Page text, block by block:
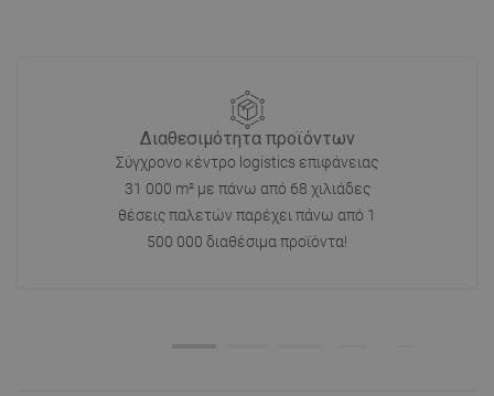
Διαθεσιμότητα προϊόντων
Σύγχρονο κέντρο logistics επιφάνειας
31 000 m² με πάνω από 68 χιλιάδες
θέσεις παλετών παρέχει πάνω από 1
500 000 διαθέσιμα προϊόντα!